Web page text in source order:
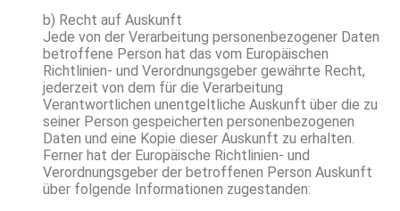
b) Recht auf Auskunft
Jede von der Verarbeitung personenbezogener Daten
betroffene Person hat das vom Europäischen
Richtlinien- und Verordnungsgeber gewährte Recht,
jederzeit von dem für die Verarbeitung
Verantwortlichen unentgeltliche Auskunft über die zu
seiner Person gespeicherten personenbezogenen
Daten und eine Kopie dieser Auskunft zu erhalten.
Ferner hat der Europäische Richtlinien- und
Verordnungsgeber der betroffenen Person Auskunft
über folgende Informationen zugestanden: